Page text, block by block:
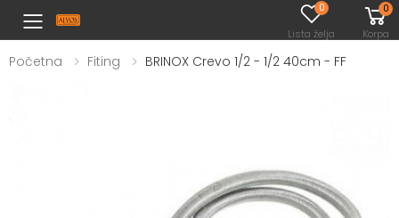
Toggle mobile menu
0
Lista želja
0
Korpa
Početna Fiting BRINOX Crevo 1/2 - 1/2 40cm - FF